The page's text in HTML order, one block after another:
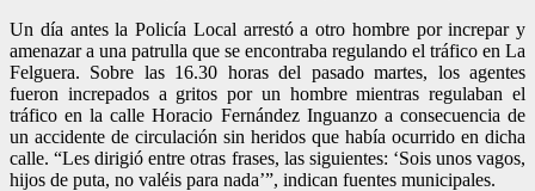
Un día antes la Policía Local arrestó a otro hombre por increpar y
amenazar a una patrulla que se encontraba regulando el tráfico en La
Felguera. Sobre las 16.30 horas del pasado martes, los agentes
fueron increpados a gritos por un hombre mientras regulaban el
tráfico en la calle Horacio Fernández Inguanzo a consecuencia de
un accidente de circulación sin heridos que había ocurrido en dicha
calle. “Les dirigió entre otras frases, las siguientes: ‘Sois unos vagos,
hijos de puta, no valéis para nada’”, indican fuentes municipales.